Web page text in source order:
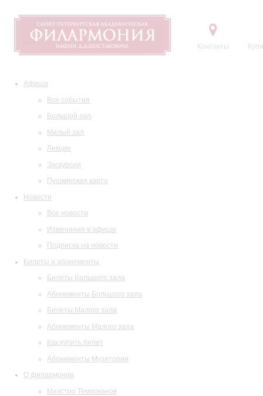
Контакты
Афиша
Все события
Большой зал
Малый зал
Лекции
Экскурсии
Пушкинская карта
Новости
Все новости
Изменения в афише
Подписка на новости
Билеты и абонементы
Билеты Большого зала
Абонементы Большого зала
Билеты Малого зала
Абонементы Малого зала
Как купить билет
Абонементы Музитория
О филармонии
Маэстро Темирканов